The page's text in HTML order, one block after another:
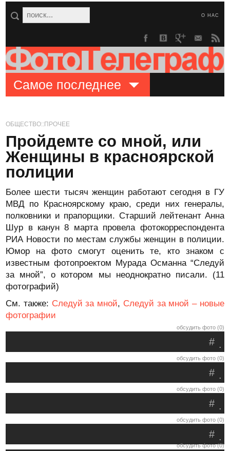
О НАС
Самое последнее
ОБЩЕСТВО::ПРОЧЕЕ
Пройдемте со мной, или
Женщины в красноярской
полиции
Более шести тысяч женщин работают сегодня в ГУ
МВД по Красноярскому краю, среди них генералы,
полковники и прапорщики. Старший лейтенант Анна
Шур в канун 8 марта провела фотокорреспондента
РИА Новости по местам службы женщин в полиции.
Юмор на фото смогут оценить те, кто знаком с
известным фотопроектом Мурада Османна “Следуй
за мной”, о котором мы неоднократно писали. (11
фотографий)
См. также: Следуй за мной, Следуй за мной – новые
фотографии
обсудить фото (0)
.
#
обсудить фото (0)
.
#
обсудить фото (0)
.
#
обсудить фото (0)
.
#
обсудить фото (0)